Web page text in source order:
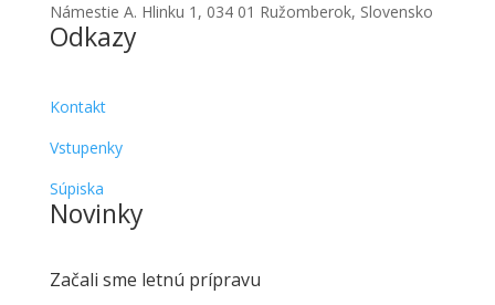
Námestie A. Hlinku 1, 034 01 Ružomberok, Slovensko
Odkazy
Kontakt
Vstupenky
Súpiska
Novinky
Začali sme letnú prípravu